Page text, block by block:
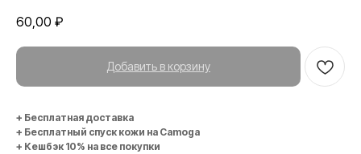
60,00 ₽
Добавить в корзину
+ Бесплатная доставка
+ Бесплатный спуск кожи на Camoga
+ Кешбэк 10% на все покупки